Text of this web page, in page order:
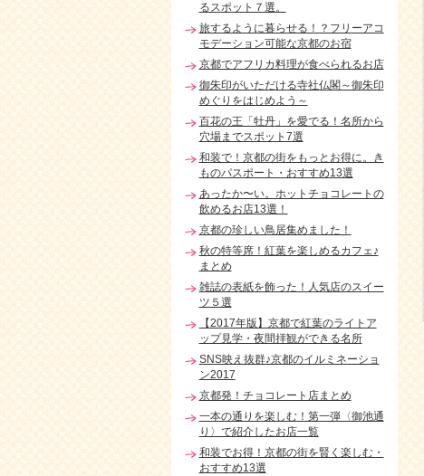
るスポット７選。
旅するように暮らせる！？フリーアコ
モデーション可能な京都のお宿
京都でアフリカ料理が食べられるお店
御朱印がいただける寺社仏閣～御朱印
めぐりをはじめよう～
百花の王「牡丹」を愛でる！名所から
穴場までスポット7選
和装で！京都の街をもっとお得に。き
ものパスポート・おすすめ13選
あったか〜い。ホットチョコレートの
飲めるお店13選！
京都の珍しい鳥居集めました！
秋の特等席！紅葉を楽しめるカフェ♪
まとめ
雑誌の表紙を飾った！人気店のスイー
ツ５選
【2017年版】京都で紅葉のライトア
ップ見学・夜間拝観ができる名所
SNS映え抜群♪京都のイルミネーショ
ン2017
京都発！チョコレート店まとめ
一本の通りを楽しむ！第一弾〈御池通
り〉で紹介したお店一覧
和装でお得！京都の街を賢く楽しむ・
おすすめ13選